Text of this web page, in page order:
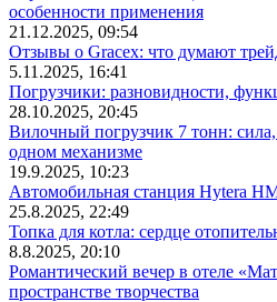
особенности применения
21.12.2025, 09:54
Отзывы о Gracex: что думают
5.11.2025, 16:41
Погрузчики: разновидности,
28.10.2025, 20:45
Вилочный погрузчик 7 тонн:
одном механизме
19.9.2025, 10:23
Автомобильная станция Hytera
25.8.2025, 22:49
Топка для котла: сердце
8.8.2025, 20:10
Романтический вечер в отеле
пространстве творчества